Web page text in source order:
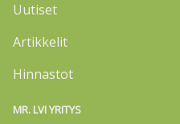
Uutiset
Artikkelit
Hinnastot
MR. LVI YRITYS